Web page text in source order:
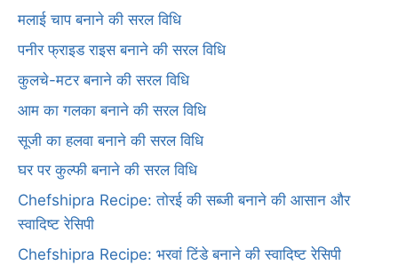
मलाई चाप बनाने की सरल विधि
पनीर फ्राइड राइस बनाने की सरल विधि
कुलचे-मटर बनाने की सरल विधि
आम का गलका बनाने की सरल विधि
सूजी का हलवा बनाने की सरल विधि
घर पर कुल्फी बनाने की सरल विधि
Chefshipra Recipe: तोरई की सब्जी बनाने की आसान और
स्वादिष्ट रेसिपी
Chefshipra Recipe: भरवां टिंडे बनाने की स्वादिष्ट रेसिपी